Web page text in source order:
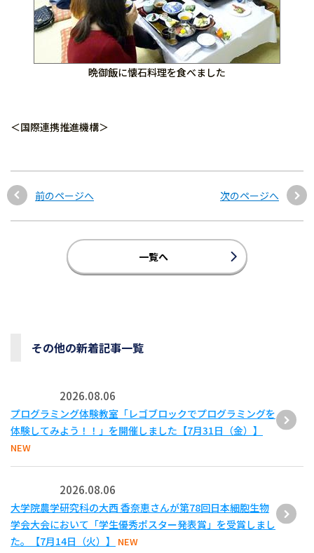
晩御飯に懐石料理を食べました
＜国際連携推進機構＞
前のページへ 次のページへ
一覧へ
その他の新着記事一覧
2026.08.06
プログラミング体験教室「レゴブロックでプログラミングを
体験してみよう！！」を開催しました【7月31日（金）】
NEW
2026.08.06
大学院農学研究科の大西 香奈恵さんが第78回日本細胞生物
学会大会において「学生優秀ポスター発表賞」を受賞しまし
た。【7月14日（火）】
NEW